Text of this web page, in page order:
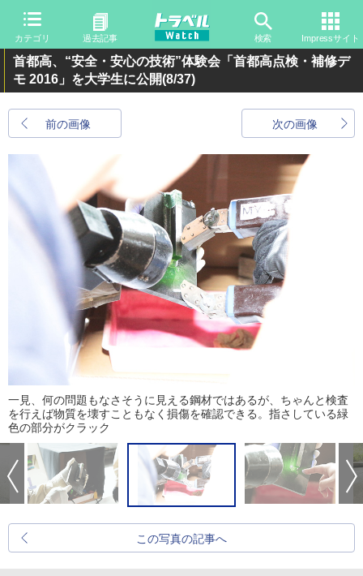
カテゴリ 過去記事 検索 Impressサイト
首都高、“安全・安心の技術”体験会「首都高点検・補修デ
モ 2016」を大学生に公開(8/37)
前の画像 次の画像
一見、何の問題もなさそうに見える鋼材ではあるが、ちゃんと検査
を行えば物質を壊すこともなく損傷を確認できる。指さしている緑
色の部分がクラック
この写真の記事へ